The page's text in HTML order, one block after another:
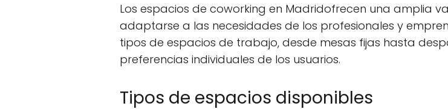
Los espacios de coworking en Madridofrecen una amplia
adaptarse a las necesidades de los profesionales y
tipos de espacios de trabajo, desde mesas fijas hasta
preferencias individuales de los usuarios.
Tipos de espacios disponibles